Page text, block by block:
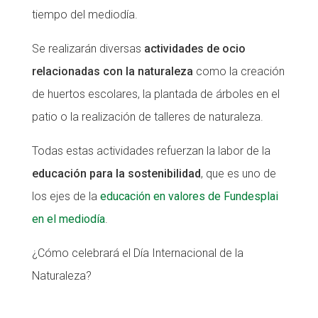
tiempo del mediodía.
Se realizarán diversas actividades de ocio
relacionadas con la naturaleza como la creación
de huertos escolares, la plantada de árboles en el
patio o la realización de talleres de naturaleza.
Todas estas actividades refuerzan la labor de la
educación para la sostenibilidad, que es uno de
los ejes de la educación en valores de Fundesplai
en el mediodía.
¿Cómo celebrará el Día Internacional de la
Naturaleza?
CONEIX FUNDESPLAI
La Fundació
Missió i valors
Proposta educativa
Notícies